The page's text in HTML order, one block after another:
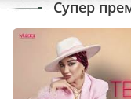
Супер